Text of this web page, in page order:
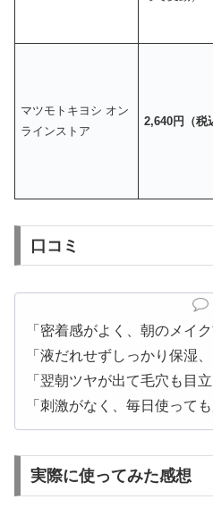
マツモトキヨシ オン
ラインストア
2,640円（税
口コミ
「密着感がよく、朝のメイ
「液だれせずしっかり保湿
「翌朝ツヤが出て毛穴も目立
「刺激がなく、毎日使って
実際に使ってみた感想